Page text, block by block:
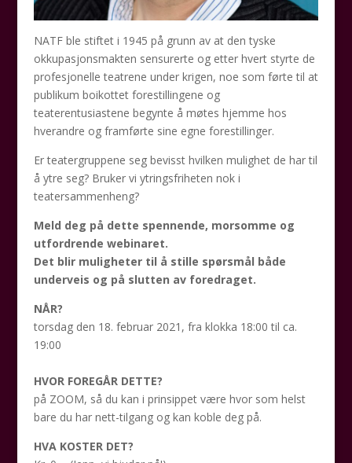
NATF ble stiftet i 1945 på grunn av at den tyske
okkupasjonsmakten sensurerte og etter hvert styrte de
profesjonelle teatrene under krigen, noe som førte til at
publikum boikottet forestillingene og
teaterentusiastene begynte å møtes hjemme hos
hverandre og framførte sine egne forestillinger.
Er teatergruppene seg bevisst hvilken mulighet de har til
å ytre seg? Bruker vi ytringsfriheten nok i
teatersammenheng?
Meld deg på dette spennende, morsomme og
utfordrende webinaret.
Det blir muligheter til å stille spørsmål både
underveis og på slutten av foredraget.
NÅR?
torsdag den 18. februar 2021, fra klokka 18:00 til ca.
19:00
HVOR FOREGÅR DETTE?
på ZOOM, så du kan i prinsippet være hvor som helst
bare du har nett-tilgang og kan koble deg på.
HVA KOSTER DET?